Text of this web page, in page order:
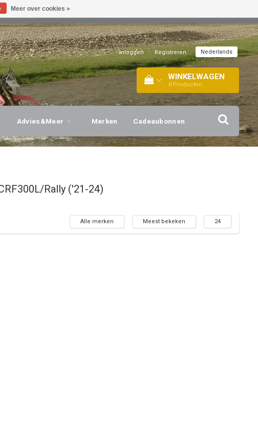
WINKEL!
Inloggen | Registreren Nederlands
WINKELWAGEN
0 Producten
Advies&Meer Merken Cadeaubonnen
Rally ('21-24)
Alle merken Meest bekeken 24
Meer over cookies »